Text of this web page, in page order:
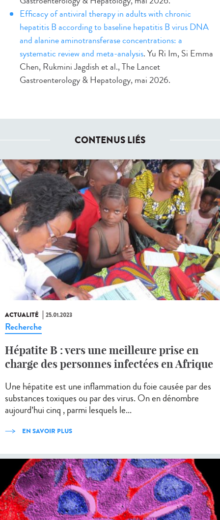
Efficacy of antiviral therapy in adults with chronic
hepatitis B according to baseline hepatitis B virus DNA
and alanine aminotransferase concentrations: a
systematic review and meta-analysis. Yu Ri Im, Si Emma
Chen, Rukmini Jagdish et al., The Lancet
Gastroenterology & Hepatology, mai 2026.
CONTENUS LIÉS
ACTUALITÉ 25.01.2023
Recherche
Hépatite B : vers une meilleure prise en
charge des personnes infectées en Afrique
Une hépatite est une inflammation du foie causée par des
substances toxiques ou par des virus. On en dénombre
aujourd’hui cinq , parmi lesquels le...
EN SAVOIR PLUS